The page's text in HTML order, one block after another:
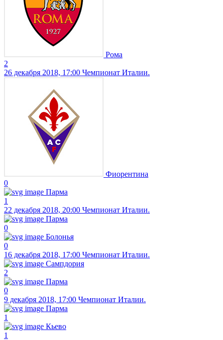
Рома
2
26 декабря 2018, 17:00 Чемпионат Италии.
Фиорентина
0
Парма
1
22 декабря 2018, 20:00 Чемпионат Италии.
Парма
0
Болонья
0
16 декабря 2018, 17:00 Чемпионат Италии.
Сампдория
2
Парма
0
9 декабря 2018, 17:00 Чемпионат Италии.
Парма
1
Кьево
1